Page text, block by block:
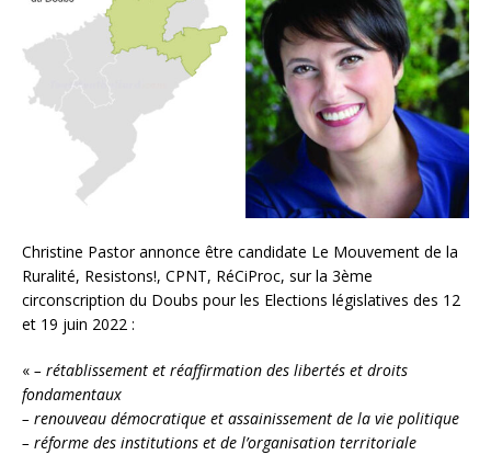
Christine Pastor annonce être candidate Le Mouvement de la
Ruralité, Resistons!, CPNT, RéCiProc, sur la 3ème
circonscription du Doubs pour les Elections législatives des 12
et 19 juin 2022 :
« – rétablissement et réaffirmation des libertés et droits
fondamentaux
– renouveau démocratique et assainissement de la vie politique
– réforme des institutions et de l’organisation territoriale